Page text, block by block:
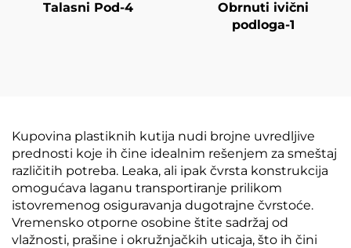
Talasni Pod-4
Obrnuti ivični
podloga-1
Kupovina plastiknih kutija nudi brojne uvredljive
prednosti koje ih čine idealnim rešenjem za smeštaj
različitih potreba. Leaka, ali ipak čvrsta konstrukcija
omogućava laganu transportiranje prilikom
istovremenog osiguravanja dugotrajne čvrstoće.
Vremensko otporne osobine štite sadržaj od
vlažnosti, prašine i okružnjačkih uticaja, što ih čini